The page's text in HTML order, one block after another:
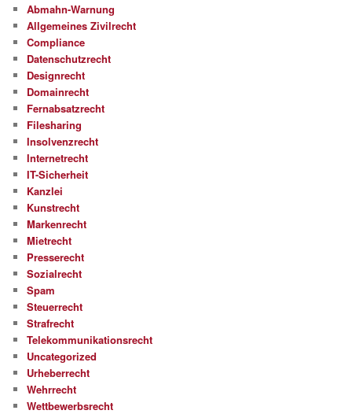
Abmahn-Warnung
Allgemeines Zivilrecht
Compliance
Datenschutzrecht
Designrecht
Domainrecht
Fernabsatzrecht
Filesharing
Insolvenzrecht
Internetrecht
IT-Sicherheit
Kanzlei
Kunstrecht
Markenrecht
Mietrecht
Presserecht
Sozialrecht
Spam
Steuerrecht
Strafrecht
Telekommunikationsrecht
Uncategorized
Urheberrecht
Wehrrecht
Wettbewerbsrecht